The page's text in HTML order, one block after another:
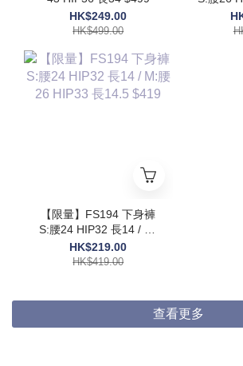
HK$249.00
HK$499.00
腰30
【限量】FS194 下身褲
S:腰24 HIP32 長14 / M:
腰26 HIP33 長14.5 $419
HK$219.00
HK$419.00
查看更多